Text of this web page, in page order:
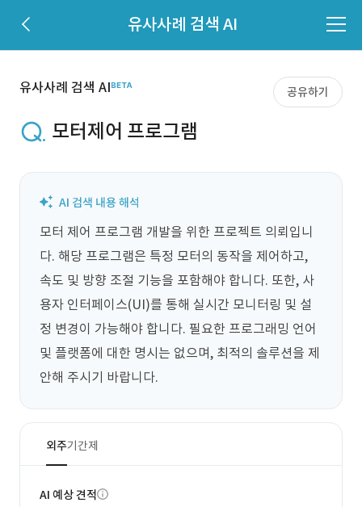
유사사례 검색 AI
유사사례 검색 AI 공유하기
모터제어 프로그램
모터 제어 프로그램 개발을 위한 프로젝트 의뢰입니
다. 해당 프로그램은 특정 모터의 동작을 제어하고,
속도 및 방향 조절 기능을 포함해야 합니다. 또한, 사
용자 인터페이스(UI)를 통해 실시간 모니터링 및 설
정 변경이 가능해야 합니다. 필요한 프로그래밍 언어
및 플랫폼에 대한 명시는 없으며, 최적의 솔루션을 제
안해 주시기 바랍니다.
외주기간제
AI 예상 견적